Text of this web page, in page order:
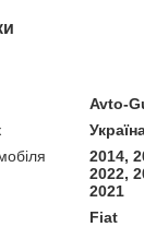
Avto-
2014,
2022,
2021
Fiat